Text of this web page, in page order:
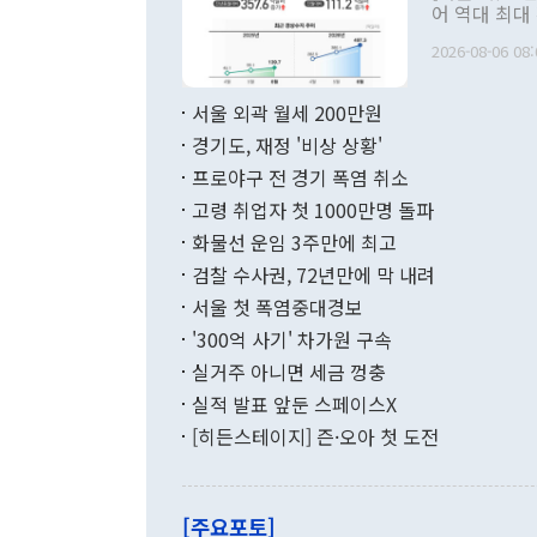
관의 무리한
다. [정동영 통일부 장관이 지난달 23일 오후 서울 종로구 정부서울청사에
무너졌다고
함께 4자 대
"우리의 선
관은 업무
어 역대 최
료=한국은행] 한국은행이 6일 발표한 '2026년 6월 국제수지(잠정)'
며 월간 기
196.9% 급
수출은
기록했지만
로 전환됐다.
는 배당수입
2026-08-06
서울 외곽 월세 200만원
경기도, 재정 '비상 상황'
프로야구 전 경기 폭염 취소
고령 취업자 첫 1000만명 돌파
화물선 운임 3주만에 최고
검찰 수사권, 72년만에 막 내려
서울 첫 폭염중대경보
'300억 사기' 차가원 구속
실거주 아니면 세금 껑충
실적 발표 앞둔 스페이스X
[히든스테이지] 즌·오아 첫 도전
[주요포토]